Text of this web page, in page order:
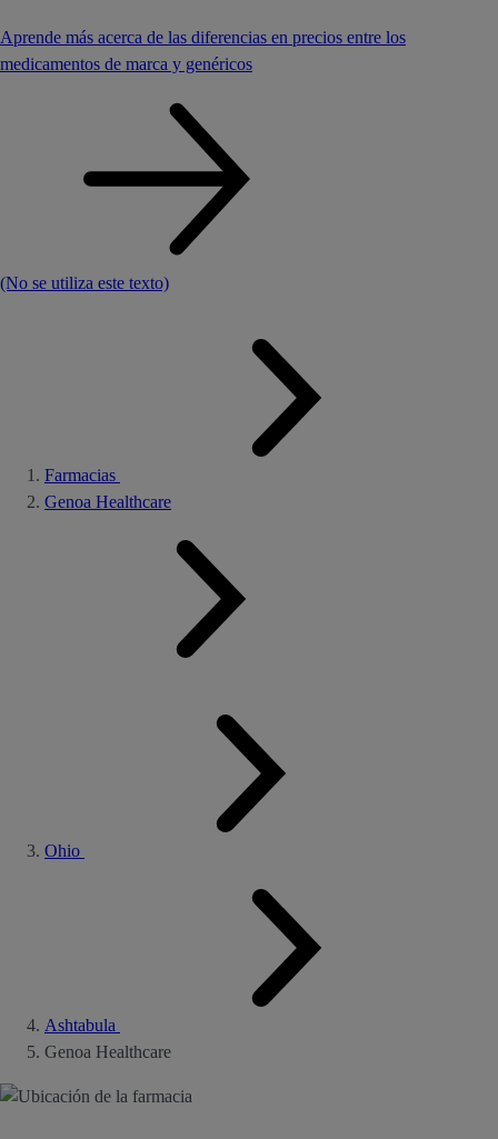
Aprende más acerca de las diferencias en precios entre los
medicamentos de marca y genéricos
(No se utiliza este texto)
Farmacias
Genoa Healthcare
Ohio
Ashtabula
Genoa Healthcare